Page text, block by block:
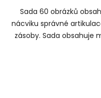
Sada 60 obrázků
nácviku správné
zásoby. Sada obsahuje